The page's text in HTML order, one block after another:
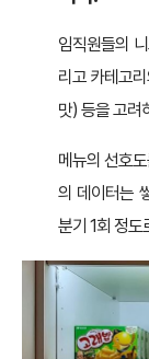
임직원들의
리고 카테고
맛) 등을 고려
메뉴의 선호
의 데이터는
분기 1회 정도